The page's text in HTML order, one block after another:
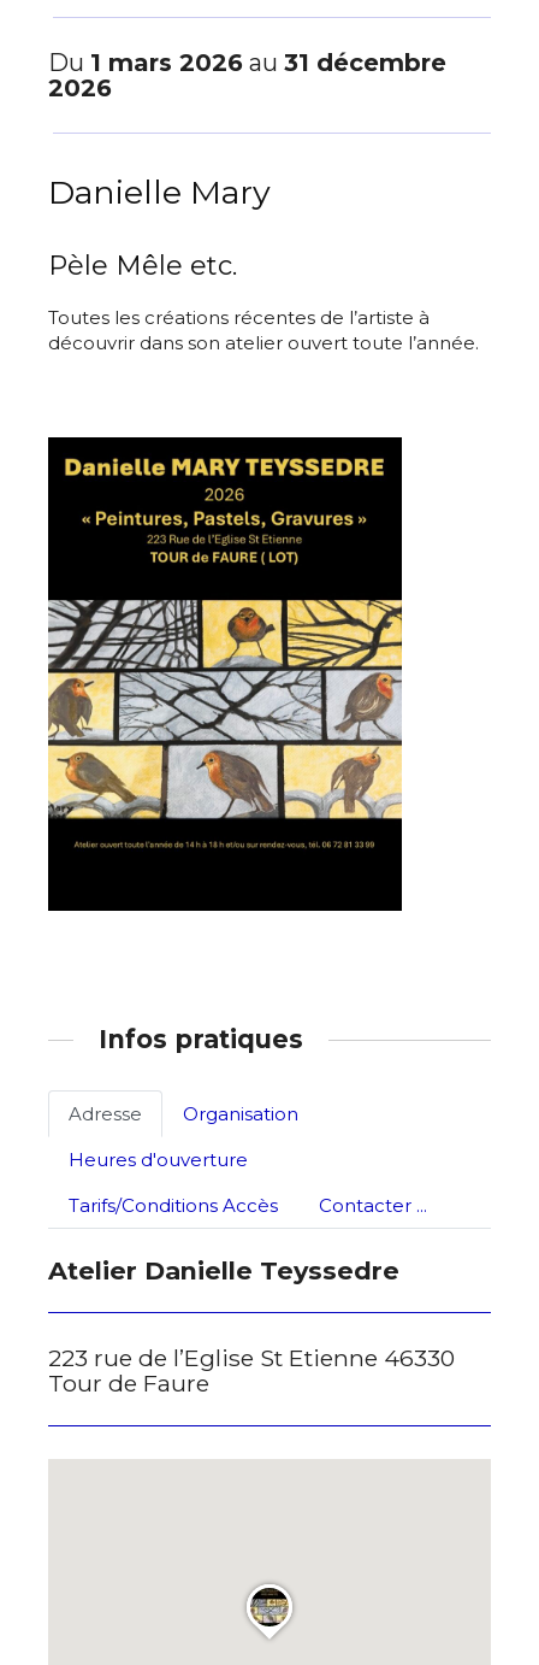
Adresse email*
Nom
Prénom
Statut / Organisation
J'accepte lestermes et conditions
Du 1 mars 2026 au 31 décembre
2026
Danielle Mary
Pèle Mêle etc.
Toutes les créations récentes de l’artiste à
découvrir dans son atelier ouvert toute l’année.
Infos pratiques
Adresse
Organisation
Heures d'ouverture
Tarifs/Conditions Accès
Contacter ...
Atelier Danielle Teyssedre
223 rue de l’Eglise St Etienne 46330
Tour de Faure